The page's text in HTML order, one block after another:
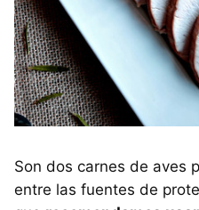
Son dos carnes de aves
entre las fuentes de